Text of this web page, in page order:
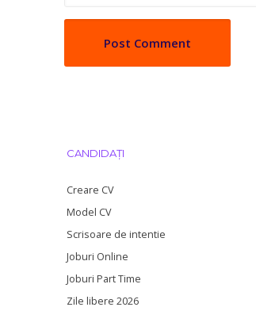
CANDIDAȚI
Creare CV
Model CV
Scrisoare de intentie
Joburi Online
Joburi Part Time
Zile libere 2026